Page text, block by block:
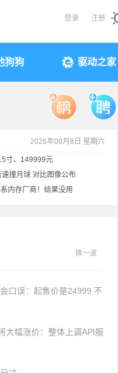
登录 注册
狗狗 驱动之家
2026年08月8日 星期六
寸、149999元
撞月球 对比图像公布
内存厂商！结果没用
换一波
口误：起售价是24999 不
大幅涨价：整体上调API服